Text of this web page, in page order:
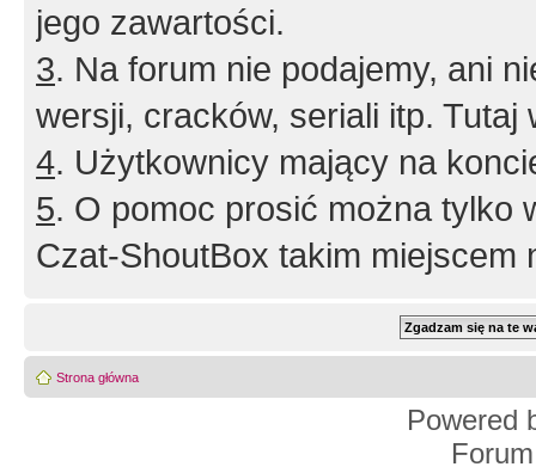
jego zawartości.
3. Na forum nie podajemy, ani
wersji, cracków, seriali itp. Tutaj
4. Użytkownicy mający na
5. O pomoc prosić można tylko
Czat-ShoutBox takim miejscem
Strona główna
Powered